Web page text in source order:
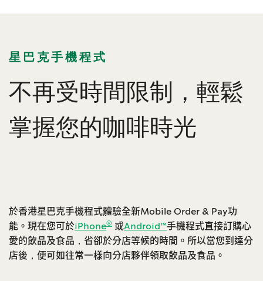
星巴克手機程式
不再受時間限制，輕鬆
掌握您的咖啡時光
於香港星巴克手機程式體驗全新Mobile Order & Pay功
能。現在您可於iPhone® 或Android™手機程式直接訂購心
愛的飲品及食品，省卻於分店等候的時間。所以當您到達分
店後，便可如往常一樣向分店夥伴領取飲品及食品。